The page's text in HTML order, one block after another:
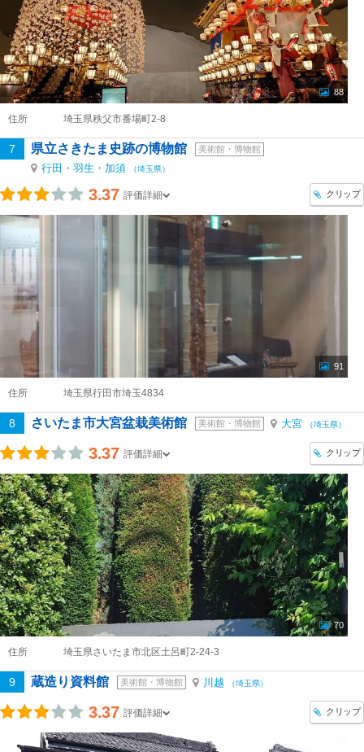
88
住所 埼玉県秩父市番場町2-8
7 県立さきたま史跡の博物館 美術館・博物館
行田・羽生・加須 （埼玉県）
3.37 評価詳細 クリップ
91
住所 埼玉県行田市埼玉4834
8 さいたま市大宮盆栽美術館 美術館・博物館 大宮 （埼玉県）
3.37 評価詳細 クリップ
70
住所 埼玉県さいたま市北区土呂町2-24-3
9 蔵造り資料館 美術館・博物館 川越 （埼玉県）
3.37 評価詳細 クリップ